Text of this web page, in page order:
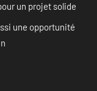
un projet solide
une opportunité